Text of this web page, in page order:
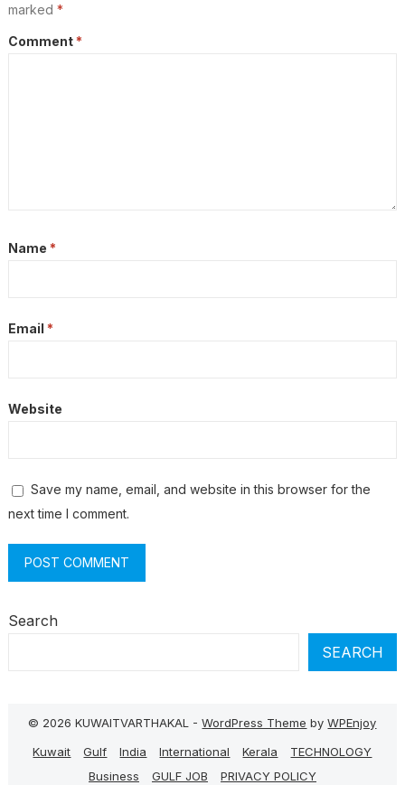
marked *
Comment *
Name *
Email *
Website
Save my name, email, and website in this browser for the
next time I comment.
Search
SEARCH
© 2026 KUWAITVARTHAKAL -WordPress Theme byWPEnjoy
Kuwait
Gulf India International Kerala
TECHNOLOGY
Business
GULF JOB PRIVACY POLICY